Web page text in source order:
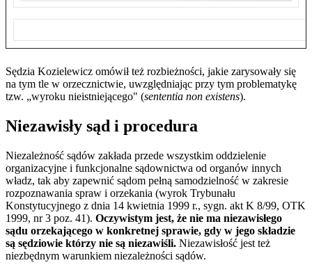
Sędzia Kozielewicz omówił też rozbieżności, jakie zarysowały się
na tym tle w orzecznictwie, uwzględniając przy tym problematykę
tzw. „wyroku nieistniejącego" (sententia non existens).
Niezawisły sąd i procedura
Niezależność sądów zakłada przede wszystkim oddzielenie
organizacyjne i funkcjonalne sądownictwa od organów innych
władz, tak aby zapewnić sądom pełną samodzielność w zakresie
rozpoznawania spraw i orzekania (wyrok Trybunału
Konstytucyjnego z dnia 14 kwietnia 1999 r., sygn. akt K 8/99, OTK
1999, nr 3 poz. 41). Oczywistym jest, że nie ma niezawisłego
sądu orzekającego w konkretnej sprawie, gdy w jego składzie
są sędziowie którzy nie są niezawiśli. Niezawisłość jest też
niezbędnym warunkiem niezależności sądów.